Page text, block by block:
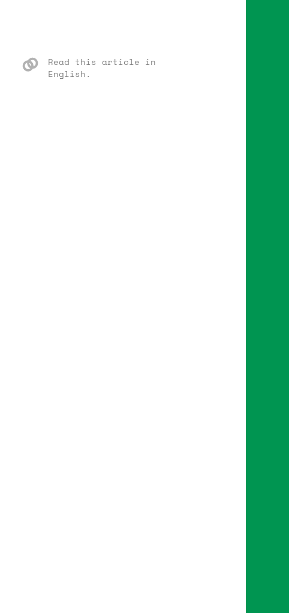
Read this article in
English.